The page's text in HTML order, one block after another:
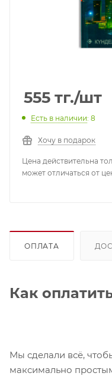
555 тг./шт
Есть в наличии: 8
Хочу в подарок
Цена действительна
может отличаться от
ОПЛАТА
Как
Мы сделали всё,
максимально